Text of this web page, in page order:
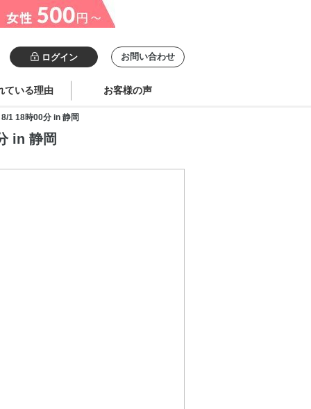
ログイン お問い合わせ
ている理由 お客様の声
1 18時00分 in 静岡
in 静岡